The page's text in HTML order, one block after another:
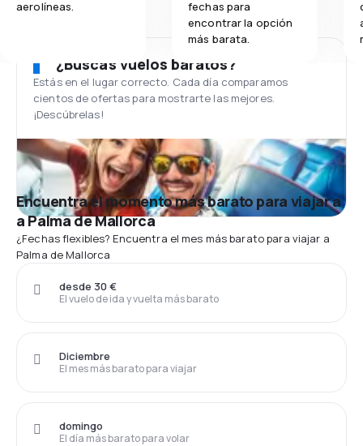
aerolíneas.
fechas para
encontrar la opción
más barata.
¿Buscas vuelos baratos?
Estás en el lugar correcto. Cada día comparamos
cientos de ofertas para mostrarte las mejores.
¡Descúbrelas!
Encuentra el momento más barato para viajar a
a Palma de Mallorca
¿Fechas flexibles? Encuentra el mes más barato para viajar a
Palma de Mallorca
El vuelo de ida y vuelta más barato
desde 30 €
El mes más barato para viajar
Diciembre
El día más barato para volar
domingo